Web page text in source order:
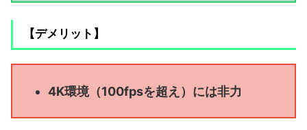
【デメリット】
4K環境（100fpsを超え）には非力